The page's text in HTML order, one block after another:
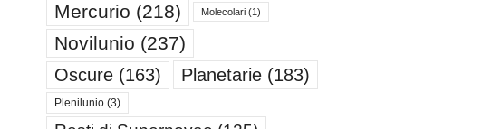
Mercurio (218) Molecolari(1)
Novilunio (237)
Oscure(163) Planetarie(183)
Plenilunio(3)